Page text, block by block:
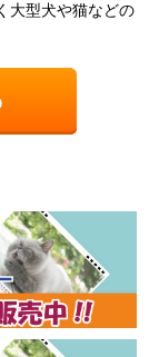
大型犬や猫などの